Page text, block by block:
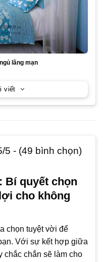
5 - (49 bình chọn)
Bí quyết chọn
cho không
chọn tuyệt vời để
Với sự kết hợp giữa
chắc chắn sẽ làm cho
lãng mạn
viết